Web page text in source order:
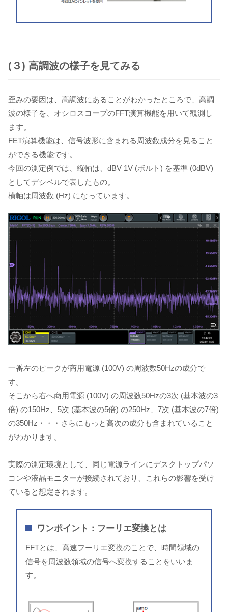
(３) 高調波の様子を見てみる
歪みの要因は、高調波にあることがわかったところで、高調
波の様子を、オシロスコープのFFT演算機能を用いて観測し
ます。
FET演算機能は、信号波形に含まれる周波数成分を見ること
ができる機能です。
今回の測定例では、縦軸は、dBV 1V (ボルト) を基準 (0dBV)
としてデシベルで表したもの。
横軸は周波数 (Hz) になっています。
一番左のピークが商用電源 (100V) の周波数50Hzの成分で
す。
そこから右へ商用電源 (100V) の周波数50Hzの3次 (基本波の3
倍) の150Hz、5次 (基本波の5倍) の250Hz、7次 (基本波の7倍)
の350Hz・・・さらにもっと高次の成分も含まれていること
がわかります。
実際の測定環境として、同じ電源ラインにデスクトップパソ
コンや液晶モニターが接続されており、これらの影響を受け
ていると想定されます。
ワンポイント：フーリエ変換とは
FFTとは、高速フーリエ変換のことで、時間領域の
信号を周波数領域の信号へ変換することをいいま
す。